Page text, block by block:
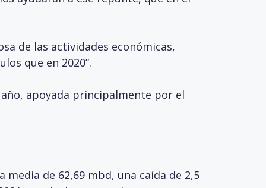
de las actividades económicas,
que en 2020”.
apoyada principalmente por el
de 62,69 mbd, una caída de 2,5